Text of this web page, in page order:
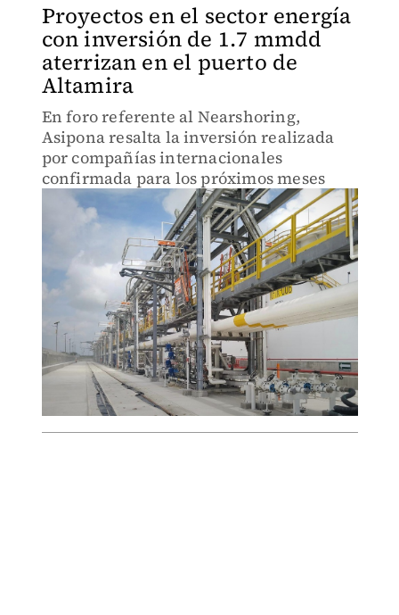
Proyectos en el sector energía
con inversión de 1.7 mmdd
aterrizan en el puerto de
Altamira
En foro referente al Nearshoring,
Asipona resalta la inversión realizada
por compañías internacionales
confirmada para los próximos meses